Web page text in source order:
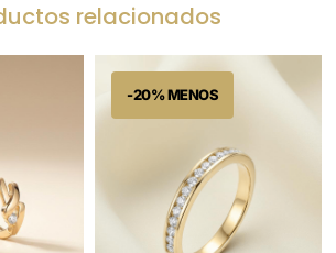
relacionados